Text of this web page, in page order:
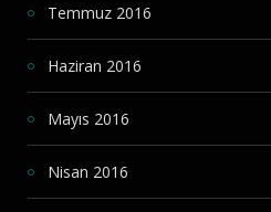
Temmuz 2016
Haziran 2016
Mayıs 2016
Nisan 2016